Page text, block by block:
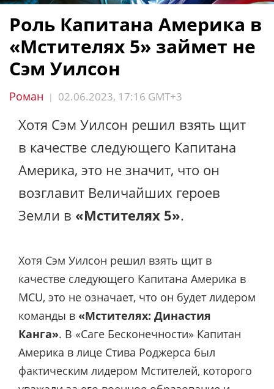
Роль Капитана Америка в
«Мстителях 5» займет не
Сэм Уилсон
Роман | 02.06.2023, 17:16 GMT+3
Хотя Сэм Уилсон решил взять щит
в качестве следующего Капитана
Америка, это не значит, что он
возглавит Величайших героев
Земли в «Мстителях 5».
Хотя Сэм Уилсон решил взять щит в
качестве следующего Капитана Америка в
MCU, это не означает, что он будет лидером
команды в «Мстителях: Династия
Канга». В «Саге Бесконечности» Капитан
Америка в лице Стива Роджерса был
фактическим лидером Мстителей, которого